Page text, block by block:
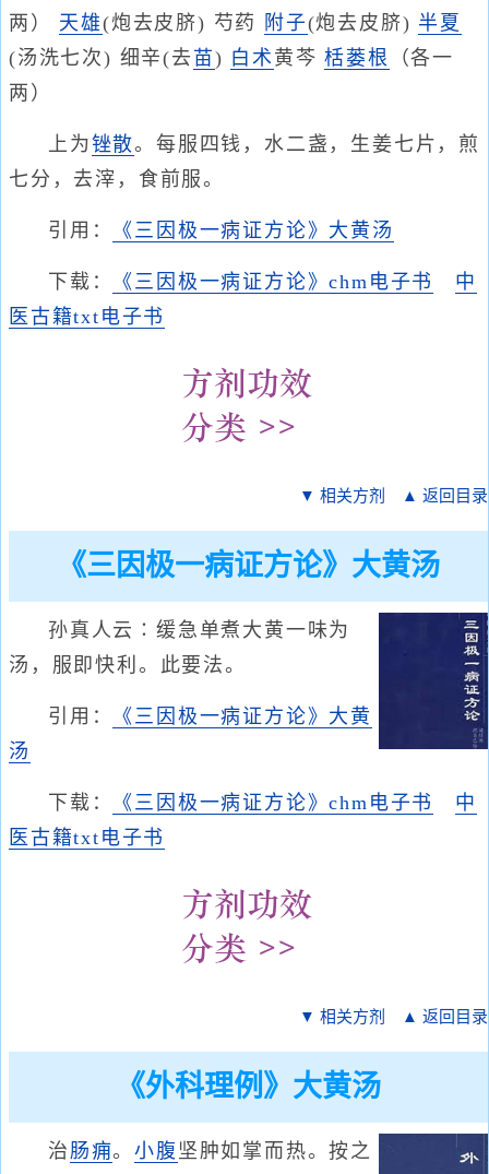
两） 天雄(炮去皮脐) 芍药 附子(炮去皮脐) 半夏
(汤洗七次) 细辛(去 苗) 白术 黄芩栝蒌根
（各一
两）
上为锉散。每服四钱，水二盏，生姜七片，煎
七分，去滓，食前服。
引用： 《三因极一病证方论》大黄汤
下载： 《三因极一病证方论》chm电子书
中
医古籍txt电子书
▼ 相关方剂 ▲ 返回目录
《三因极一病证方论》大黄汤
孙真人云∶缓急单煮大黄一味为
汤，服即快利。此要法。
引用：
《三因极一病证方论》大黄
汤
下载： 《三因极一病证方论》chm电子书
中
医古籍txt电子书
▼ 相关方剂 ▲ 返回目录
《外科理例》大黄汤
治 肠痈。小腹 坚肿如掌而热。按之